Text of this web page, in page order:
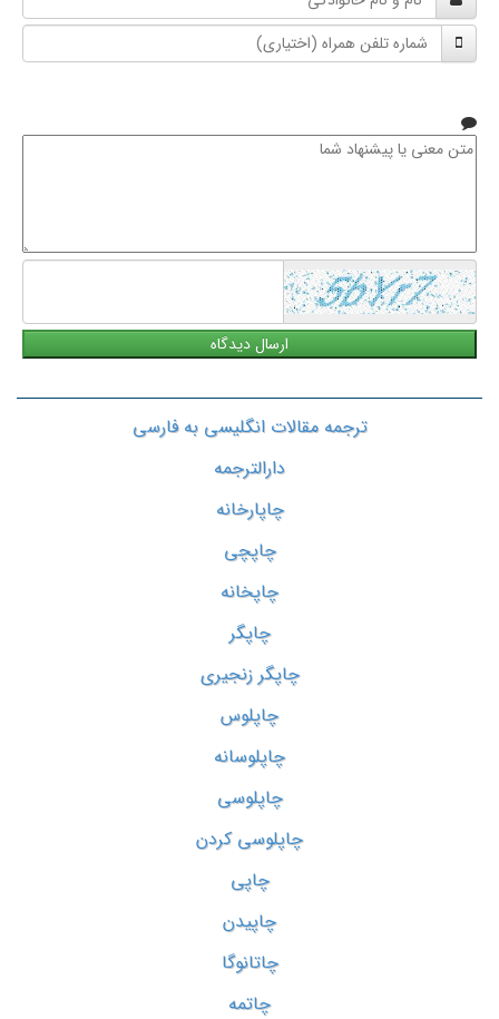
و
نام
خانوادگی
شماره
تلفن
متن
ترجمه مقالات انگلیسی به فارسی
دارالترجمه
چاپارخانه
چاپچی
چاپخانه
چاپگر
چاپگر زنجیری
چاپلوس
چاپلوسانه
چاپلوسی
چاپلوسی کردن
چاپی
چاپیدن
چاتانوگا
چاتمه